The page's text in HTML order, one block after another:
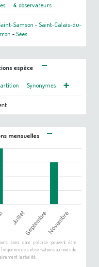
4 observateurs
Samson -Saint-Calais-du-
-Sées
espèce
Synonymes
mensuelles
sans date précise peuvent être
des observations au mois de
la réalité.